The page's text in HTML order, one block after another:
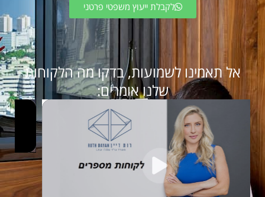
לקבלת ייעוץ משפטי פרטני
אל תאמינו לשמועות, בדקו מה הלקוחות
שלנו אומרים: